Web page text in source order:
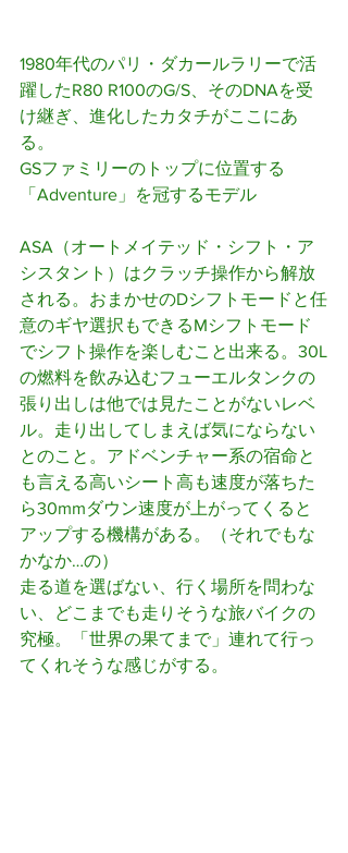
1980年代のパリ・ダカールラリーで活
躍したR80 R100のG/S、そのDNAを受
け継ぎ、進化したカタチがここにあ
る。
GSファミリーのトップに位置する
「Adventure」を冠するモデル
ASA（オートメイテッド・シフト・ア
シスタント）はクラッチ操作から解放
される。おまかせのDシフトモードと任
意のギヤ選択もできるMシフトモード
でシフト操作を楽しむこと出来る。30L
の燃料を飲み込むフューエルタンクの
張り出しは他では見たことがないレベ
ル。走り出してしまえば気にならない
とのこと。アドベンチャー系の宿命と
も言える高いシート高も速度が落ちた
ら30mmダウン速度が上がってくると
アップする機構がある。（それでもな
かなか…の）
走る道を選ばない、行く場所を問わな
い、どこまでも走りそうな旅バイクの
究極。「世界の果てまで」連れて行っ
てくれそうな感じがする。